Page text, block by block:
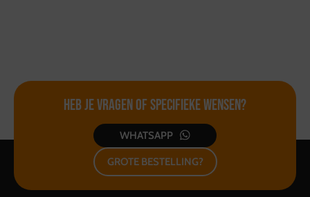
Heb je vragen ofspecifieke wensen?
WHATSAPP
GROTE BESTELLING?